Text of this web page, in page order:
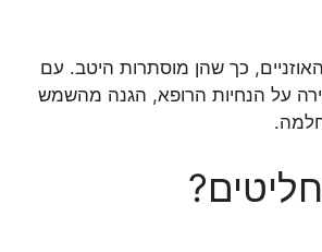
כך שהן מוסתרות היטב. עם
על הנחיות הרופא, הגנה מהשמש